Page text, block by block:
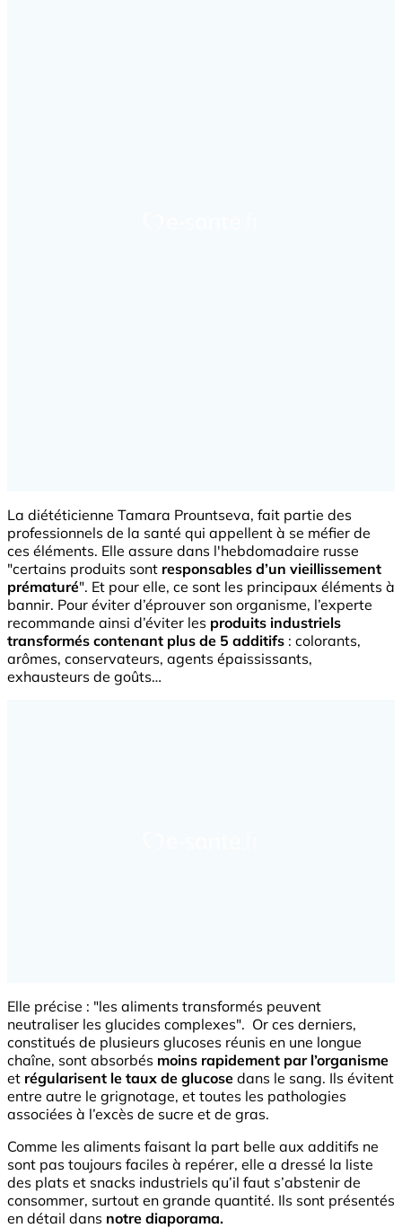
La diététicienne Tamara Prountseva, fait partie des
professionnels de la santé qui appellent à se méfier de
ces éléments. Elle assure dans l'hebdomadaire russe
"certains produits sont responsables d’un vieillissement
prématuré". Et pour elle, ce sont les principaux éléments à
bannir. Pour éviter d’éprouver son organisme, l’experte
recommande ainsi d’éviter les produits industriels
transformés contenant plus de 5 additifs : colorants,
arômes, conservateurs, agents épaississants,
exhausteurs de goûts…
Elle précise : "les aliments transformés peuvent
neutraliser les glucides complexes". Or ces derniers,
constitués de plusieurs glucoses réunis en une longue
chaîne, sont absorbés moins rapidement par l’organisme
et régularisent le taux de glucose dans le sang. Ils évitent
entre autre le grignotage, et toutes les pathologies
associées à l’excès de sucre et de gras.
Comme les aliments faisant la part belle aux additifs ne
sont pas toujours faciles à repérer, elle a dressé la liste
des plats et snacks industriels qu’il faut s’abstenir de
consommer, surtout en grande quantité. Ils sont présentés
en détail dans notre diaporama.